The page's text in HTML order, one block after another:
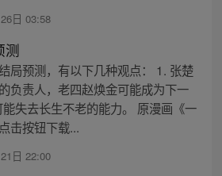
日 03:58
测
局预测，有以下几种观点： 1. 张楚
负责人，老四赵焕金可能成为下一
失去长生不老的能力。 原漫画《一
击按钮下载...
日 22:00